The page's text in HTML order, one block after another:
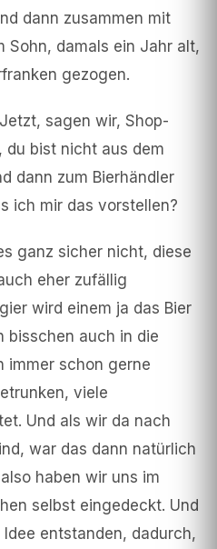
dann zusammen mit
Sohn, damals ein Jahr alt,
gezogen.
sagen wir, Shop-
du bist nicht aus dem
dann zum Bierhändler
ich mir das vorstellen?
ganz sicher nicht, diese
eher zufällig
wird einem ja das Bier
bisschen auch in die
immer schon gerne
viele
Und als wir da nach
war das dann natürlich
haben wir uns im
selbst eingedeckt. Und
entstanden, dadurch,